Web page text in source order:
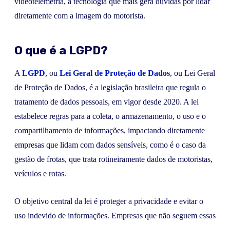
diretamente com a imagem do motorista.
O que é a LGPD?
A LGPD, ou Lei Geral de Proteção de Dados, ou Lei Geral
de Proteção de Dados, é a legislação brasileira que regula o
tratamento de dados pessoais, em vigor desde 2020. A lei
estabelece regras para a coleta, o armazenamento, o uso e o
compartilhamento de informações, impactando diretamente
empresas que lidam com dados sensíveis, como é o caso da
gestão de frotas, que trata rotineiramente dados de motoristas,
veículos e rotas.
O objetivo central da lei é proteger a privacidade e evitar o
uso indevido de informações. Empresas que não seguem essas